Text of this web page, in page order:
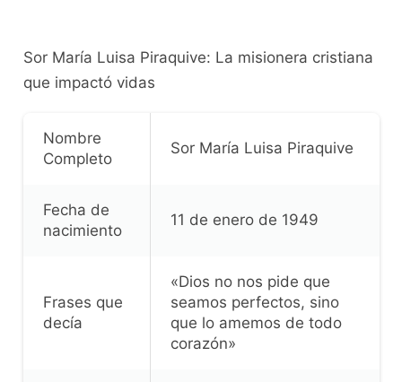
Sor María Luisa Piraquive: La misionera cristiana
que impactó vidas
Nombre
Completo
Sor María Luisa Piraquive
Fecha de
nacimiento
11 de enero de 1949
Frases que
decía
«Dios no nos pide que
seamos perfectos, sino
que lo amemos de todo
corazón»